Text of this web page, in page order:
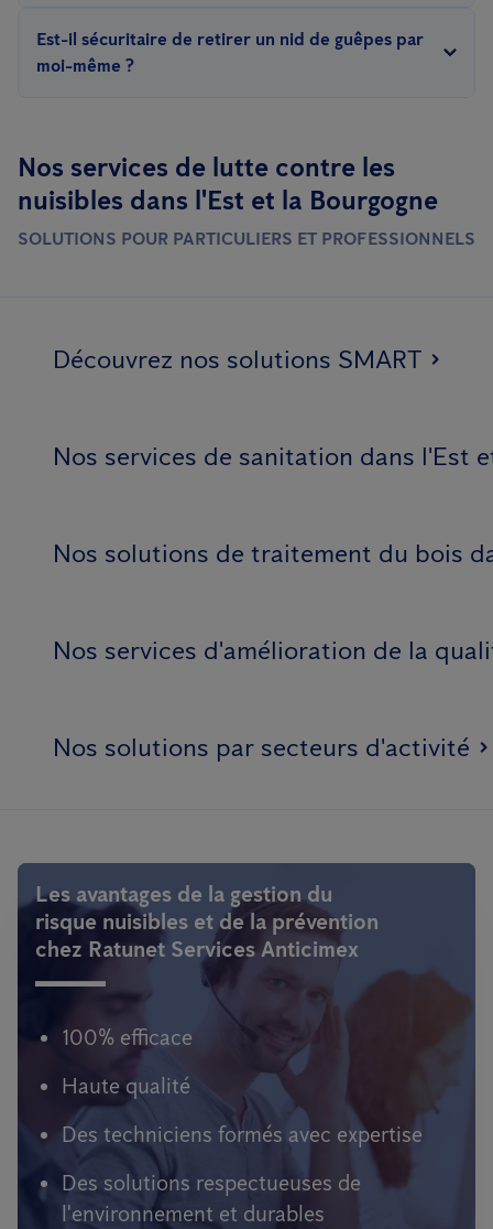
allergiques chez certaines personnes, ce qui peut être
Est-il sécuritaire de retirer un nid de guêpes par
moi-même ?
est recommandé de faire appel à un professionnel de la lutte
antiparasitaire pour garantir une élimination sécuritaire.
Nos services de lutte contre les
nuisibles dans l'Est et la Bourgogne
SOLUTIONS POUR PARTICULIERS ET PROFESSIONNELS
Découvrez nos solutions SMART
Nos services de sanitation dans l'Est
Nos solutions de traitement du bois
Nos services d'amélioration de la
Nos solutions par secteurs d'activité
Les avantages de la gestion du
risque nuisibles et de la prévention
chez Ratunet Services Anticimex
100% efficace
Haute qualité
Des techniciens formés avec expertise
Des solutions respectueuses de
l'environnement et durables